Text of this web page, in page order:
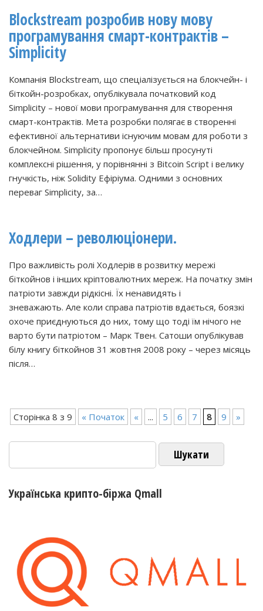
Blockstream розробив нову мову
програмування смарт-контрактів –
Simplicity
Компанія Blockstream, що спеціалізується на блокчейн- і
біткойн-розробках, опублікувала початковий код
Simplicity – нової мови програмування для створення
смарт-контрактів. Мета розробки полягає в створенні
ефективної альтернативи існуючим мовам для роботи з
блокчейном. Simplicity пропонує більш просунуті
комплексні рішення, у порівнянні з Bitcoin Script і велику
гнучкість, ніж Solidity Ефіріума. Одними з основних
переваг Simplicity, за…
Ходлери – революціонери.
Про важливість ролі Ходлерів в розвитку мережі
біткойнов і інших кріптовалютних мереж. На початку змін
патріоти завжди рідкісні. Їх ненавидять і
зневажають. Але коли справа патріотів вдається, боязкі
охоче приєднуються до них, тому що тоді їм нічого не
варто бути патріотом – Марк Твен. Сатоши опублікував
білу книгу біткойнов 31 жовтня 2008 року – через місяць
після…
Сторінка 8 з 9 « Початок « ... 5 6 7 8 9 »
Українська крипто-біржа Qmall